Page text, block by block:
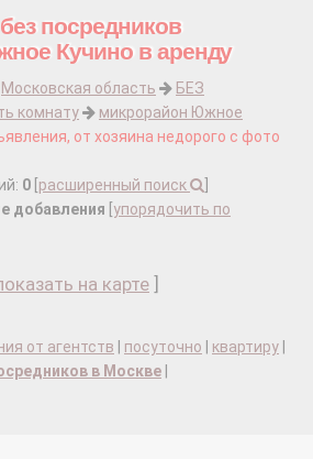
посредников
Кучино в аренду
Московская область
БЕЗ
комнату
микрорайон Южное
от хозяина недорого с фото
0 расширенный поиск
добавления упорядочить по
на карте
от агентств посуточно квартиру
в Москве